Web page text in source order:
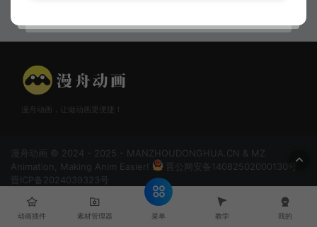
漫舟动画，让做动画更便捷！
漫舟动画 © 2024 - 2025 - MANZHOUDONGHUA.CN & MZ
Animation, Making Anim Easier!
晋公网安备14082502000130号
晋ICP备2024039323号
动画插件 素材管理器 菜单 教学 我的